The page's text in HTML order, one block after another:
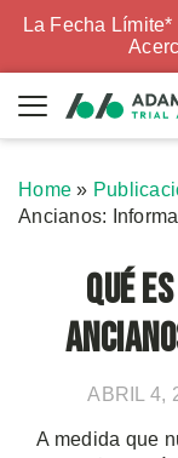
La Fecha
Home »
Ancianos:
Qué
ABRIL 4,
A medida que